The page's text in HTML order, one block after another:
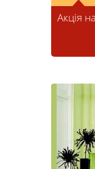
Акція